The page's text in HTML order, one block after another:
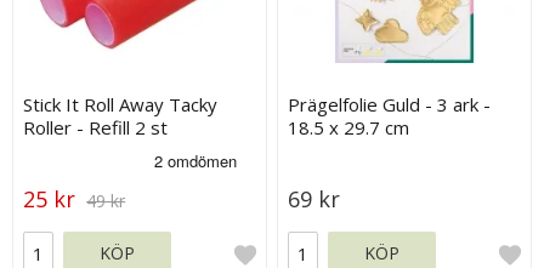
Stick It Roll Away Tacky
Roller - Refill 2 st
25 kr 49 kr
KÖP
Prägelfolie Guld - 3 ark -
18.5 x 29.7 cm
69 kr
KÖP